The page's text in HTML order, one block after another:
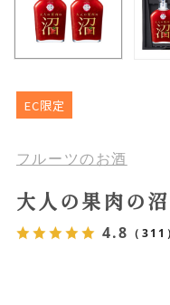
EC限定
フルーツのお酒
大人の果肉の
4.8 （311